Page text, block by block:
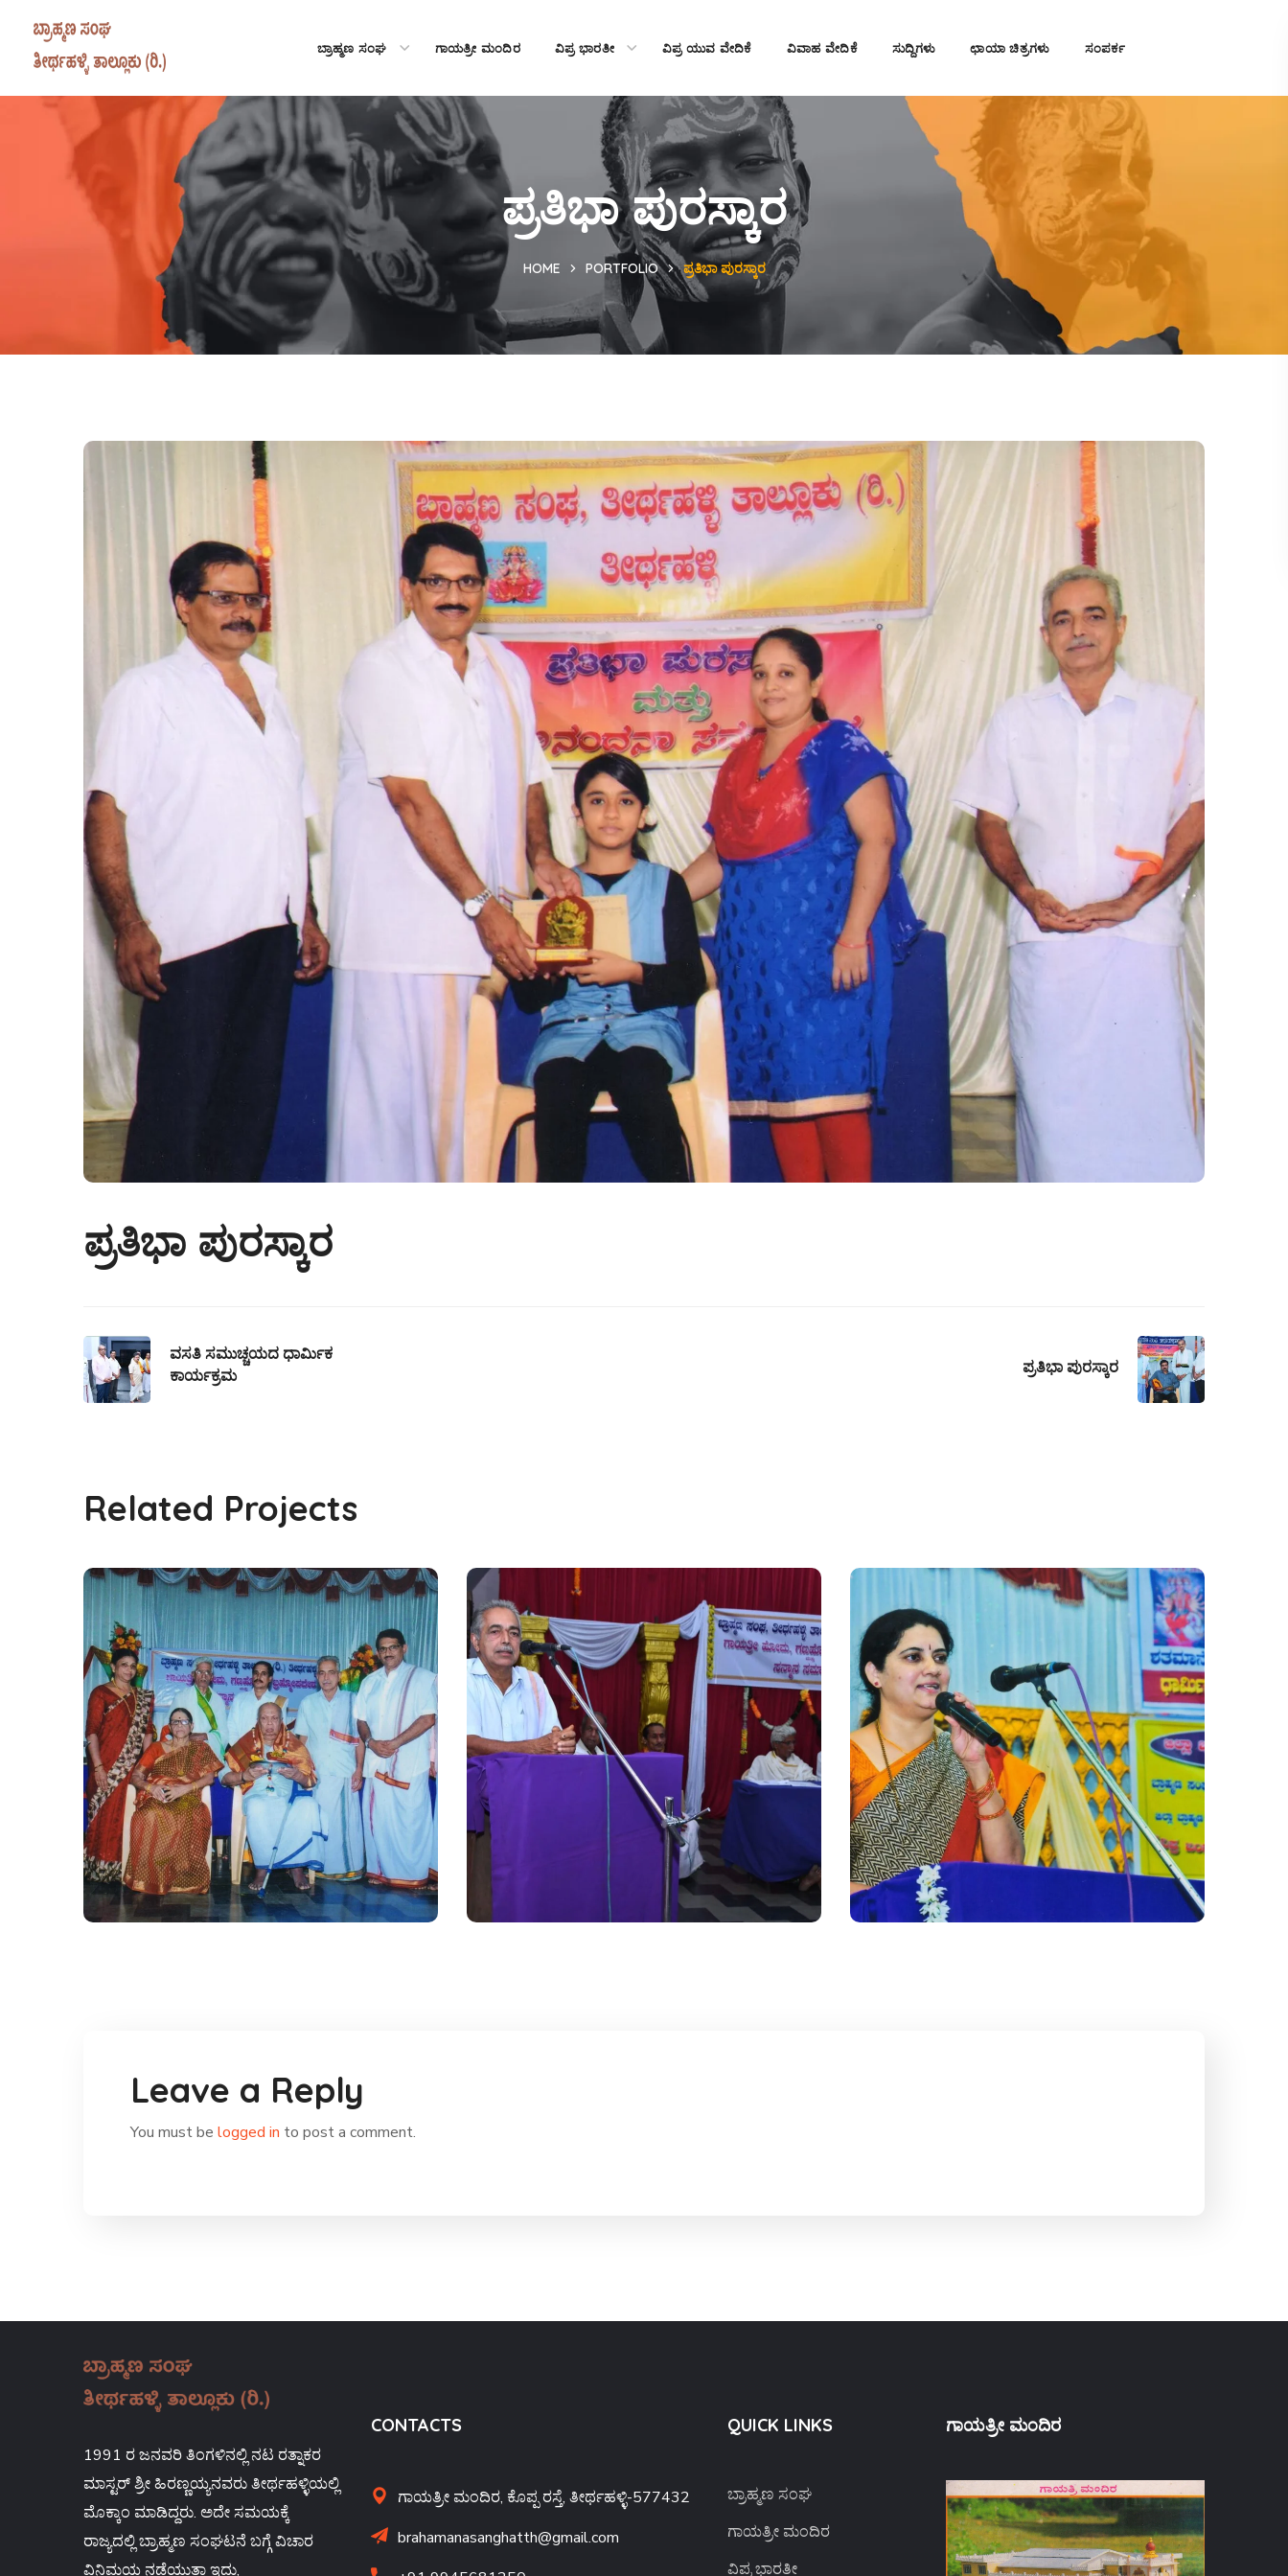
ಬ್ರಾಹ್ಮಣ ಸಂಘ ಗಾಯತ್ರೀ ಮಂದಿರ ವಿಪ್ರ ಭಾರತೀ ವಿಪ್ರ ಯುವ ವೇದಿಕೆ ವಿವಾಹ ವೇದಿಕೆ ಸುದ್ದಿಗಳು ಛಾಯಾ ಚಿತ್ರಗಳು ಸಂಪರ್ಕ
ಪ್ರತಿಭಾ ಪುರಸ್ಕಾರ
HOME PORTFOLIO ಪ್ರತಿಭಾ ಪುರಸ್ಕಾರ
ಪ್ರತಿಭಾ ಪುರಸ್ಕಾರ
ವಸತಿ ಸಮುಚ್ಚಯದ ಧಾರ್ಮಿಕ
ಕಾರ್ಯಕ್ರಮ
ಪ್ರತಿಭಾ ಪುರಸ್ಕಾರ
Related Projects
ಶ್ರೀ ಬಿ.ಕೆ. ಗಣೇಶರಾವ್ ಇವರಿಗೆ
ಸನ್ಮಾನ
#Gallery
ಅಧ್ಯಕ್ಷರ ಭಾಷಣ
ಸಭಾಕಾರ್ಯಕ್ರಮ
#Gallery
Leave a Reply
You must be logged in to post a comment.
1991 ರ ಜನವರಿ ತಿಂಗಳಿನಲ್ಲಿ ನಟ ರತ್ನಾಕರ
ಮಾಸ್ಟರ್ ಶ್ರೀ ಹಿರಣ್ಣಯ್ಯನವರು ತೀರ್ಥಹಳ್ಳಿಯಲ್ಲಿ
ಮೊಕ್ಕಾಂ ಮಾಡಿದ್ದರು. ಅದೇ ಸಮಯಕ್ಕೆ
ರಾಜ್ಯದಲ್ಲಿ ಬ್ರಾಹ್ಮಣ ಸಂಘಟನೆ ಬಗ್ಗೆ ವಿಚಾರ
ವಿನಿಮಯ ನಡೆಯುತ್ತಾ ಇದ್ದು,
CONTACTS
ಗಾಯತ್ರೀ ಮಂದಿರ, ಕೊಪ್ಪ ರಸ್ತೆ, ತೀರ್ಥಹಳ್ಳಿ-577432
brahamanasanghatth@gmail.com
QUICK LINKS
ಬ್ರಾಹ್ಮಣ ಸಂಘ
ಗಾಯತ್ರೀ ಮಂದಿರ
ವಿಪ್ರ ಭಾರತೀ
ಗಾಯತ್ರೀ ಮಂದಿರ